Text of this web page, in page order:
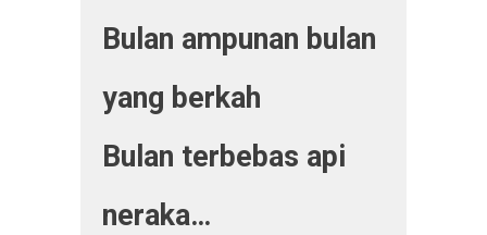
Bulan ampunan bulan
yang berkah
Bulan terbebas api
neraka…